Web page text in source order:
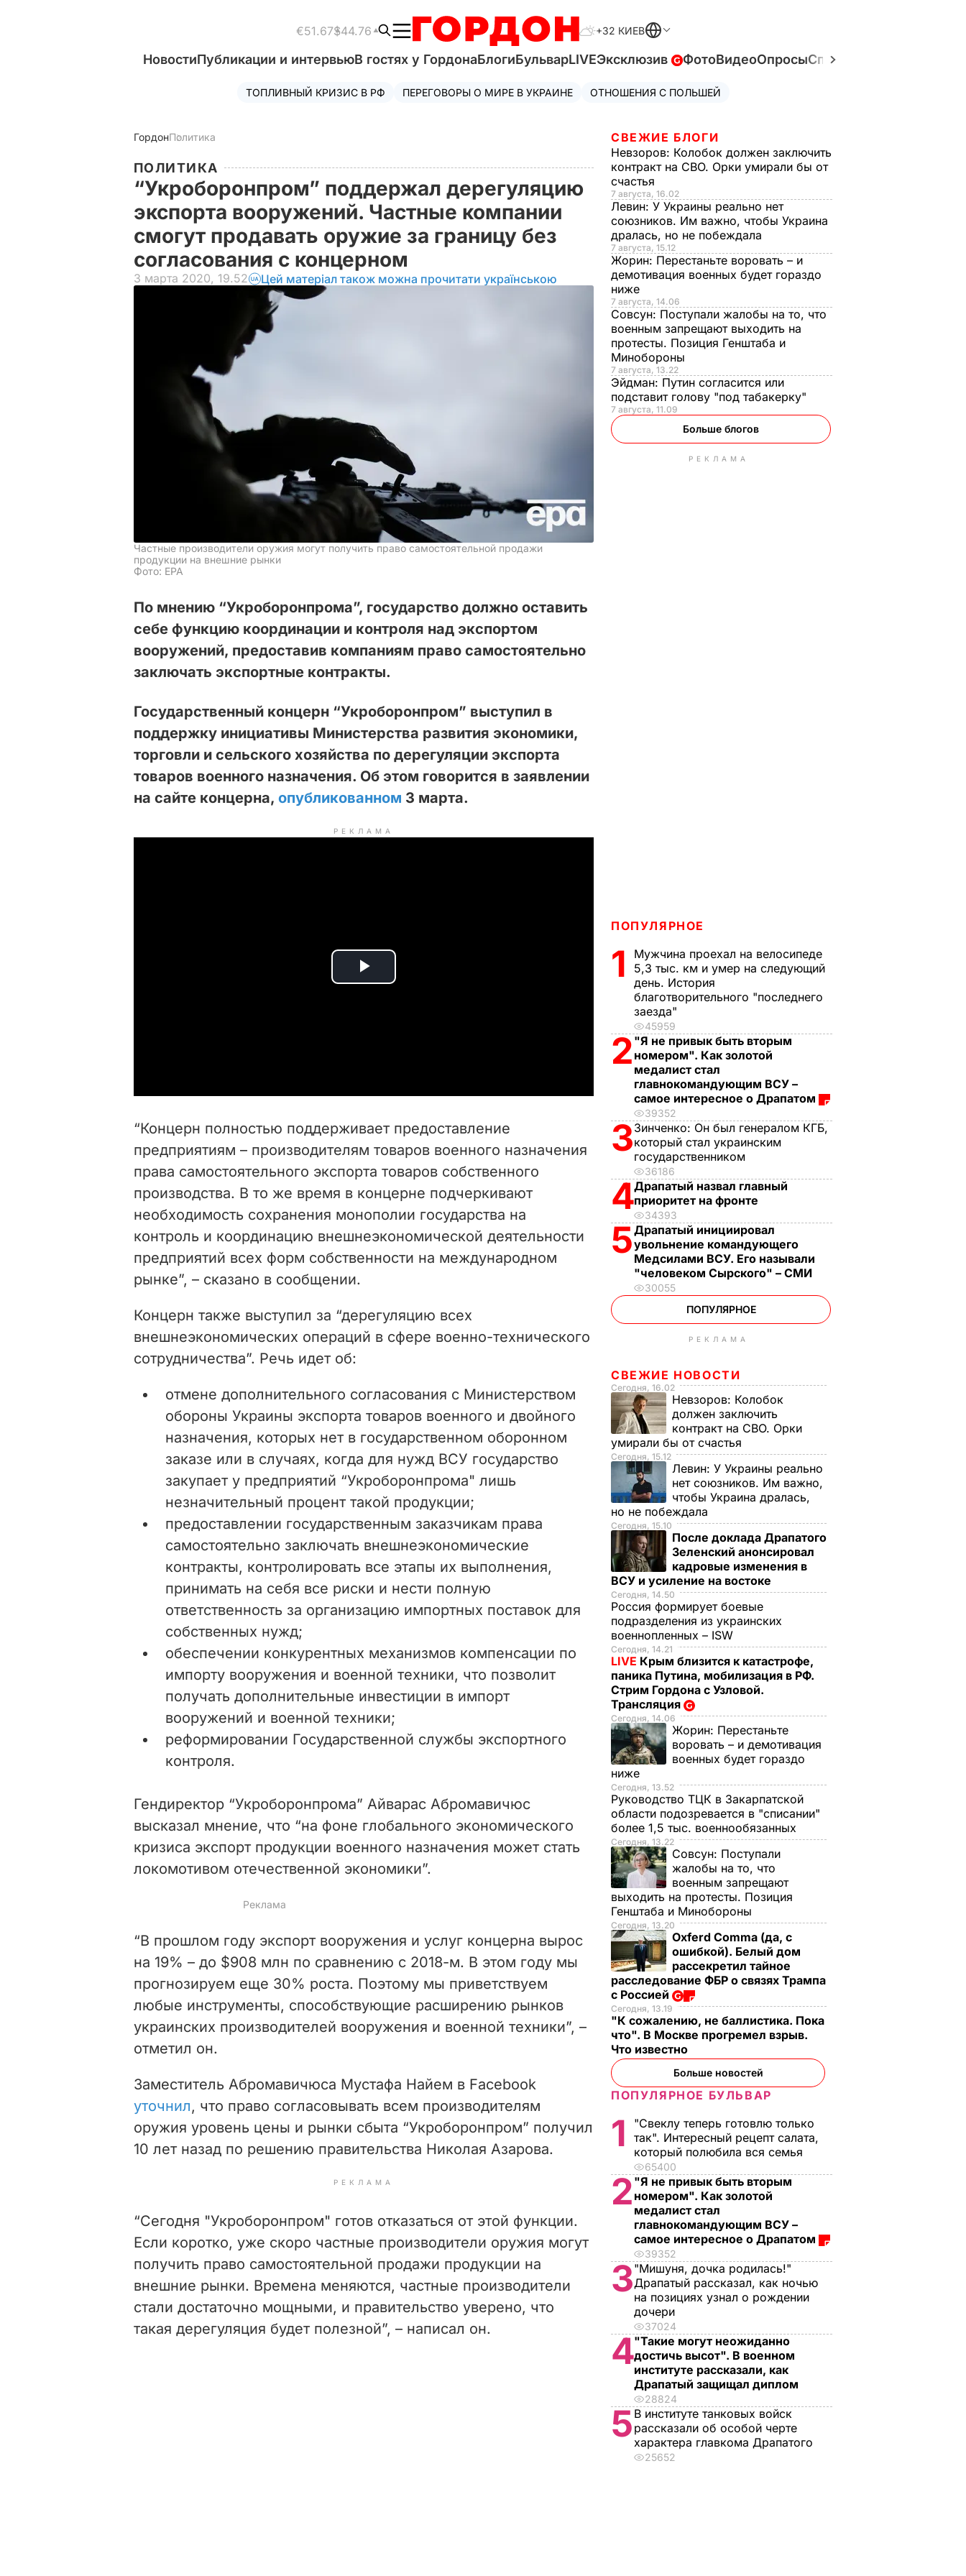
€51.67$44.76 +32 КИЕВ
НовостиПубликации и интервьюВ гостях у ГордонаБлогиБульварLIVEЭксклюзив ФотоВидеоОпросыСпецпроекты
ТОПЛИВНЫЙ КРИЗИС В РФ ПЕРЕГОВОРЫ О МИРЕ В УКРАИНЕ ОТНОШЕНИЯ С ПОЛЬШЕЙ
ГордонПолитика
ПОЛИТИКА
“Укроборонпром” поддержал дерегуляцию
экспорта вооружений. Частные компании
смогут продавать оружие за границу без
согласования с концерном
3 марта 2020, 19.52 Цей матеріал також можна прочитати українською
Частные производители оружия могут получить право самостоятельной продажи
продукции на внешние рынки
Фото: EPA
По мнению “Укроборонпрома”, государство должно оставить
себе функцию координации и контроля над экспортом
вооружений, предоставив компаниям право самостоятельно
заключать экспортные контракты.
Государственный концерн “Укроборонпром” выступил в
поддержку инициативы Министерства развития экономики,
торговли и сельского хозяйства по дерегуляции экспорта
товаров военного назначения. Об этом говорится в заявлении
на сайте концерна, опубликованном 3 марта.
РЕКЛАМА
P
i
d
e
o
“Концерн полностью поддерживает предоставление
предприятиям – производителям товаров военного назначения
права самостоятельного экспорта товаров собственного
производства. В то же время в концерне подчеркивают
необходимость сохранения монополии государства на
контроль и координацию внешнеэкономической деятельности
предприятий всех форм собственности на международном
рынке”, – сказано в сообщении.
Концерн также выступил за “дерегуляцию всех
внешнеэкономических операций в сфере военно-технического
сотрудничества”. Речь идет об:
отмене дополнительного согласования с Министерством
обороны Украины экспорта товаров военного и двойного
назначения, которых нет в государственном оборонном
заказе или в случаях, когда для нужд ВСУ государство
закупает у предприятий “Укроборонпрома" лишь
незначительный процент такой продукции;
предоставлении государственным заказчикам права
самостоятельно заключать внешнеэкономические
контракты, контролировать все этапы их выполнения,
принимать на себя все риски и нести полную
ответственность за организацию импортных поставок для
собственных нужд;
обеспечении конкурентных механизмов компенсации по
импорту вооружения и военной техники, что позволит
получать дополнительные инвестиции в импорт
вооружений и военной техники;
реформировании Государственной службы экспортного
контроля.
Гендиректор “Укроборонпрома” Айварас Абромавичюс
высказал мнение, что “на фоне глобального экономического
кризиса экспорт продукции военного назначения может стать
локомотивом отечественной экономики”.
“В прошлом году экспорт вооружения и услуг концерна вырос
на 19% – до $908 млн по сравнению с 2018-м. В этом году мы
прогнозируем еще 30% роста. Поэтому мы приветствуем
любые инструменты, способствующие расширению рынков
украинских производителей вооружения и военной техники”, –
отметил он.
Заместитель Абромавичюса Мустафа Найем в Facebook
уточнил, что право согласовывать всем производителям
оружия уровень цены и рынки сбыта “Укроборонпром” получил
10 лет назад по решению правительства Николая Азарова.
РЕКЛАМА
“Сегодня "Укроборонпром" готов отказаться от этой функции.
Если коротко, уже скоро частные производители оружия могут
получить право самостоятельной продажи продукции на
внешние рынки. Времена меняются, частные производители
стали достаточно мощными, и правительство уверено, что
такая дерегуляция будет полезной”, – написал он.
СВЕЖИЕ БЛОГИ
Невзоров: Колобок должен заключить
контракт на СВО. Орки умирали бы от
счастья
7 августа, 16.02
Левин: У Украины реально нет
союзников. Им важно, чтобы Украина
дралась, но не побеждала
7 августа, 15.12
Жорин: Перестаньте воровать – и
демотивация военных будет гораздо
ниже
7 августа, 14.06
Совсун: Поступали жалобы на то, что
военным запрещают выходить на
протесты. Позиция Генштаба и
Минобороны
7 августа, 13.22
Эйдман: Путин согласится или
подставит голову "под табакерку"
7 августа, 11.09
Больше блогов
РЕКЛАМА
ПОПУЛЯРНОЕ
1
Мужчина проехал на велосипеде
5,3 тыс. км и умер на следующий
день. История
благотворительного "последнего
заезда"
45959
2 "Я не привык быть вторым
номером". Как золотой
медалист стал
главнокомандующим ВСУ –
самое интересное о Драпатом
39352
3Зинченко: Он был генералом КГБ,
который стал украинским
государственником
36186
4Драпатый назвал главный
приоритет на фронте
34393
5Драпатый инициировал
увольнение командующего
Медсилами ВСУ. Его называли
"человеком Сырского" – СМИ
30055
ПОПУЛЯРНОЕ
РЕКЛАМА
СВЕЖИЕ НОВОСТИ
Сегодня, 16.02
Невзоров: Колобок
должен заключить
контракт на СВО. Орки
умирали бы от счастья
Сегодня, 15.12
Левин: У Украины реально
нет союзников. Им важно,
чтобы Украина дралась,
но не побеждала
Сегодня, 15.10
После доклада Драпатого
Зеленский анонсировал
кадровые изменения в
ВСУ и усиление на востоке
Сегодня, 14.50
Россия формирует боевые
подразделения из украинских
военнопленных – ISW
Сегодня, 14.21
LIVE Крым близится к катастрофе,
паника Путина, мобилизация в РФ.
Стрим Гордона с Узловой.
Трансляция
Сегодня, 14.06
Жорин: Перестаньте
воровать – и демотивация
военных будет гораздо
ниже
Сегодня, 13.52
Руководство ТЦК в Закарпатской
области подозревается в "списании"
более 1,5 тыс. военнообязанных
Сегодня, 13.22
Совсун: Поступали
жалобы на то, что
военным запрещают
выходить на протесты. Позиция
Генштаба и Минобороны
Сегодня, 13.20
Oxferd Comma (да, с
ошибкой). Белый дом
рассекретил тайное
расследование ФБР о связях Трампа
с Россией
Сегодня, 13.19
"К сожалению, не баллистика. Пока
что". В Москве прогремел взрыв.
Что известно
Больше новостей
ПОПУЛЯРНОЕ БУЛЬВАР
1
"Свеклу теперь готовлю только
так". Интересный рецепт салата,
который полюбила вся семья
65400
2 "Я не привык быть вторым
номером". Как золотой
медалист стал
главнокомандующим ВСУ –
самое интересное о Драпатом
39352
3"Мишуня, дочка родилась!"
Драпатый рассказал, как ночью
на позициях узнал о рождении
дочери
37024
4"Такие могут неожиданно
достичь высот". В военном
институте рассказали, как
Драпатый защищал диплом
28824
5 В институте танковых войск
рассказали об особой черте
характера главкома Драпатого
25652